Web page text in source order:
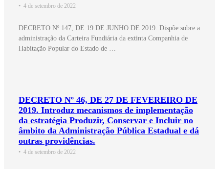
• 4 de setembro de 2022
DECRETO Nº 147, DE 19 DE JUNHO DE 2019. Dispõe sobre a
administração da Carteira Fundiária da extinta Companhia de
Habitação Popular do Estado de …
DECRETO Nº 46, DE 27 DE FEVEREIRO DE
2019. Introduz mecanismos de implementação
da estratégia Produzir, Conservar e Incluir no
âmbito da Administração Pública Estadual e dá
outras providências.
• 4 de setembro de 2022